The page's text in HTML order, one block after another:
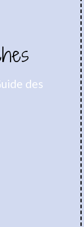
des